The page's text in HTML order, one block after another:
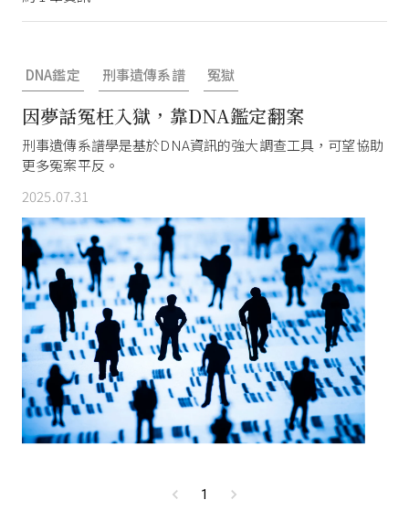
DNA鑑定 刑事遺傳系譜 冤獄
因夢話冤枉入獄，靠DNA鑑定翻案
刑事遺傳系譜學是基於DNA資訊的強大調查工具，可望協助
更多冤案平反。
2025.07.31
1